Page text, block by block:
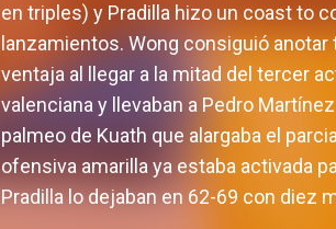
en triples) y Pradilla hizo un coast to
lanzamientos. Wong consiguió
ventaja al llegar a la mitad del tercer
valenciana y llevaban a Pedro
palmeo de Kuath que alargaba el
ofensiva amarilla ya estaba activada
Pradilla lo dejaban en 62-69 con diez